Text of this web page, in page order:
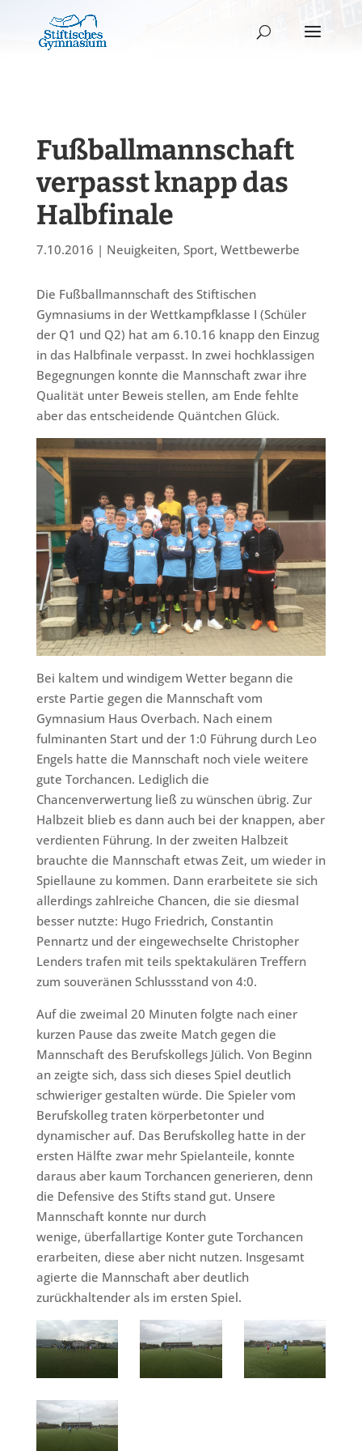
Fußballmannschaft
verpasst knapp das
Halbfinale
7.10.2016 | Neuigkeiten, Sport, Wettbewerbe
Die Fußballmannschaft des Stiftischen
Gymnasiums in der Wettkampfklasse I (Schüler
der Q1 und Q2) hat am 6.10.16 knapp den Einzug
in das Halbfinale verpasst. In zwei hochklassigen
Begegnungen konnte die Mannschaft zwar ihre
Qualität unter Beweis stellen, am Ende fehlte
aber das entscheidende Quäntchen Glück.
Bei kaltem und windigem Wetter begann die
erste Partie gegen die Mannschaft vom
Gymnasium Haus Overbach. Nach einem
fulminanten Start und der 1:0 Führung durch Leo
Engels hatte die Mannschaft noch viele weitere
gute Torchancen. Lediglich die
Chancenverwertung ließ zu wünschen übrig. Zur
Halbzeit blieb es dann auch bei der knappen, aber
verdienten Führung. In der zweiten Halbzeit
brauchte die Mannschaft etwas Zeit, um wieder in
Spiellaune zu kommen. Dann erarbeitete sie sich
allerdings zahlreiche Chancen, die sie diesmal
besser nutzte: Hugo Friedrich, Constantin
Pennartz und der eingewechselte Christopher
Lenders trafen mit teils spektakulären Treffern
zum souveränen Schlussstand von 4:0.
Auf die zweimal 20 Minuten folgte nach einer
kurzen Pause das zweite Match gegen die
Mannschaft des Berufskollegs Jülich. Von Beginn
an zeigte sich, dass sich dieses Spiel deutlich
schwieriger gestalten würde. Die Spieler vom
Berufskolleg traten körperbetonter und
dynamischer auf. Das Berufskolleg hatte in der
ersten Hälfte zwar mehr Spielanteile, konnte
daraus aber kaum Torchancen generieren, denn
die Defensive des Stifts stand gut. Unsere
Mannschaft konnte nur durch
wenige, überfallartige Konter gute Torchancen
erarbeiten, diese aber nicht nutzen. Insgesamt
agierte die Mannschaft aber deutlich
zurückhaltender als im ersten Spiel.